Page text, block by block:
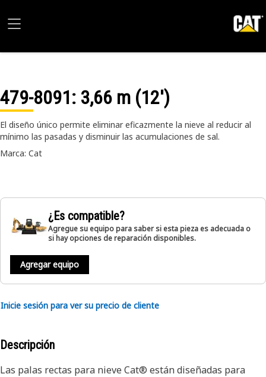
479-8091: 3,66 m (12')
El diseño único permite eliminar eficazmente la nieve al reducir al
mínimo las pasadas y disminuir las acumulaciones de sal.
Marca: Cat
¿Es compatible?
Agregue su equipo para saber si esta pieza es adecuada o
si hay opciones de reparación disponibles.
Agregar equipo
Inicie sesión para ver su precio de cliente
Descripción
Las palas rectas para nieve Cat® están diseñadas para